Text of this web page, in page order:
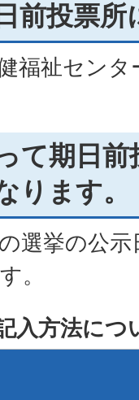
前投票所
福祉センタ
て期日
ります。
選挙の公
。
入方法につ